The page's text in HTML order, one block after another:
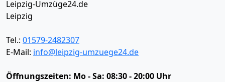
Leipzig-Umzüge24.de
Leipzig
Tel.: 01579-2482307
E-Mail: info@leipzig-umzuege24.de
Öffnungszeiten: Mo - Sa: 08:30 - 20:00 Uhr